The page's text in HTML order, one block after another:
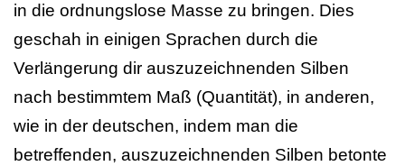
in die ordnungslose Masse zu bringen. Dies
geschah in einigen Sprachen durch die
Verlängerung dir auszuzeichnenden Silben
nach bestimmtem Maß (Quantität), in anderen,
wie in der deutschen, indem man die
betreffenden, auszuzeichnenden Silben betonte